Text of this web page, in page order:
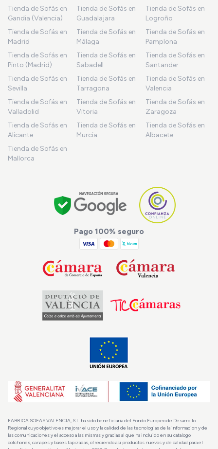
Tienda de Sofás en
Gandia (Valencia)
Tienda de Sofás en
Guadalajara
Tienda de Sofás en
Logroño
Tienda de Sofás en
Madrid
Tienda de Sofás en
Málaga
Tienda de Sofás en
Pamplona
Tienda de Sofás en
Pinto (Madrid)
Tienda de Sofás en
Sabadell
Tienda de Sofás en
Santander
Tienda de Sofás en
Sevilla
Tienda de Sofás en
Tarragona
Tienda de Sofás en
Valencia
Tienda de Sofás en
Valladolid
Tienda de Sofás en
Vitoria
Tienda de Sofás en
Zaragoza
Tienda de Sofás en
Alicante
Tienda de Sofás en
Murcia
Tienda de Sofás en
Albacete
Tienda de Sofás en
Mallorca
Pago 100% seguro
FABRICA SOFAS VALENCIA, S.L. ha sido beneficiaria del Fondo Europeo de Desarrollo
Regional cuyo objetivo es mejorar el uso y la calidad de las tecnologias de la informacion y de
las comunicaciones y el acceso a las mismas y gracias al que ha incluido en su catalogo
colchones, canapes y bases tapizadas, ofreciendo asi productos nuevos y de calidad para el